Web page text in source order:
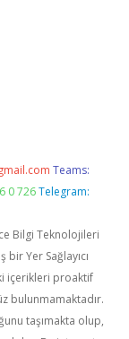
Teams:
0 726 Telegram:
Bilgi Teknolojileri
Yer Sağlayıcı
içerikleri proaktif
bulunmamaktadır.
taşımakta olup,